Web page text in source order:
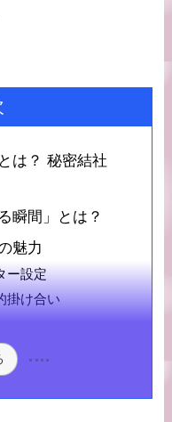
は？ 秘密結社
瞬間」とは？
魅力
ー設定
掛け合い